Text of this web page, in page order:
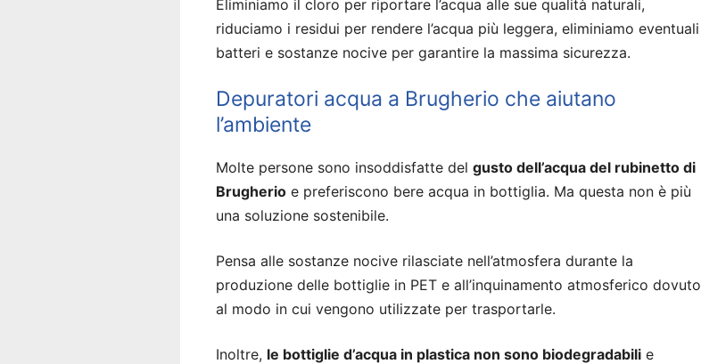
Eliminiamo il cloro per riportare l’acqua alle sue qualità naturali,
riduciamo i residui per rendere l’acqua più leggera, eliminiamo eventuali
batteri e sostanze nocive per garantire la massima sicurezza.
Depuratori acqua a Brugherio che aiutano
l’ambiente
Molte persone sono insoddisfatte del gusto dell’acqua del rubinetto di
Brugherio e preferiscono bere acqua in bottiglia. Ma questa non è più
una soluzione sostenibile.
Pensa alle sostanze nocive rilasciate nell’atmosfera durante la
produzione delle bottiglie in PET e all’inquinamento atmosferico dovuto
al modo in cui vengono utilizzate per trasportarle.
Inoltre, le bottiglie d’acqua in plastica non sono biodegradabili e